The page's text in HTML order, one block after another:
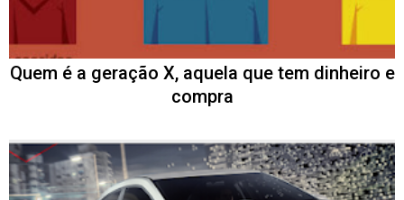
Quem é a geração X, aquela que tem dinheiro e
compra